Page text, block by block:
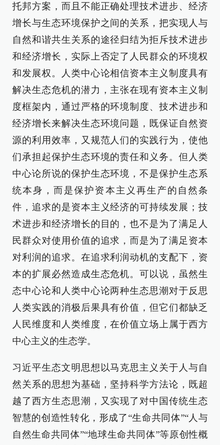
托邦方案，而且不能正确处理技术进步、经济
增长与生态环境保护之间的关系，把实现人与
自然和谐共生关系的途径归结为拒斥技术进步
和经济增长，实际上否定了人民群众的环境权
和发展权。人类中心论相信资本主义制度具有
解决生态危机的潜力，主张在现有资本主义制
度框架内，通过严格的环境制度、技术进步和
经济增长来解决生态环境问题，既保证自然资
源的利用效率，又规范人们的实践行为，使他
们承担起保护生态环境的责任和义务。但人类
中心论所说的保护生态环境，不是保护生态系
统本身，而是保护资本主义再生产的自然条
件，追求的是资本主义经济的可持续发展；技
术进步和经济增长的目的，也不是为了满足人
民群众对使用价值的追求，而是为了满足资本
对利润的追求。在追求利润动机的支配下，资
本的扩展必然造成生态危机。可以说，虽然生
态中心论和人类中心论两种生态思潮对于反思
人类实践的消极后果具有价值，但它们都缺乏
人民维度和人类维度，在价值立场上属于西方
中心主义的生态学。
习近平生态文明思想以马克思主义关于人与自
然关系的思想为基础，坚持科学方法论，既超
越了西方生态思潮，又实现了对中国传统生态
智慧的创造性转化，形成了“生命共同体”“人与
自然生命共同体”“地球生命共同体”等原创性概